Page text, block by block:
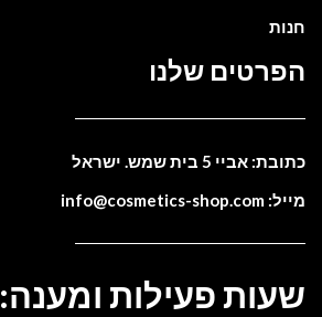
חנות
הפרטים שלנו
כתובת: אביי 5 בית שמש. ישראל
מייל: info@cosmetics-shop.com
שעות פעילות ומענה: